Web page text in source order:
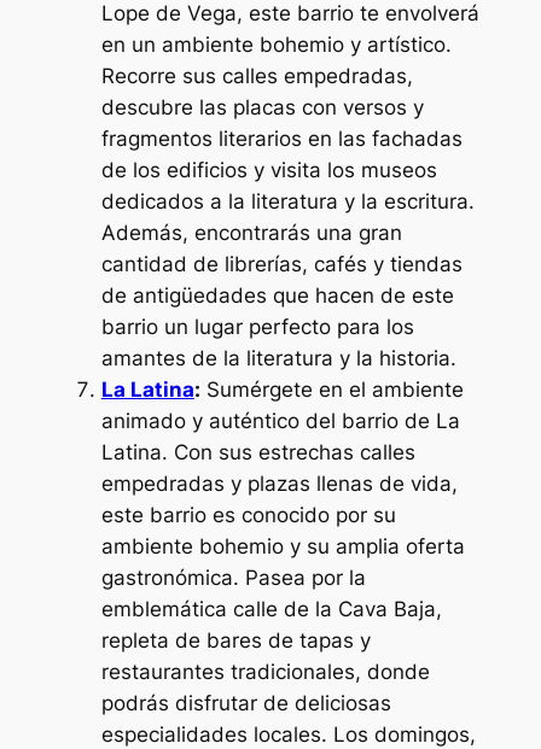
Lope de Vega, este barrio te envolverá
en un ambiente bohemio y artístico.
Recorre sus calles empedradas,
descubre las placas con versos y
fragmentos literarios en las fachadas
de los edificios y visita los museos
dedicados a la literatura y la escritura.
Además, encontrarás una gran
cantidad de librerías, cafés y tiendas
de antigüedades que hacen de este
barrio un lugar perfecto para los
amantes de la literatura y la historia.
La Latina: Sumérgete en el ambiente
animado y auténtico del barrio de La
Latina. Con sus estrechas calles
empedradas y plazas llenas de vida,
este barrio es conocido por su
ambiente bohemio y su amplia oferta
gastronómica. Pasea por la
emblemática calle de la Cava Baja,
repleta de bares de tapas y
restaurantes tradicionales, donde
podrás disfrutar de deliciosas
especialidades locales. Los domingos,